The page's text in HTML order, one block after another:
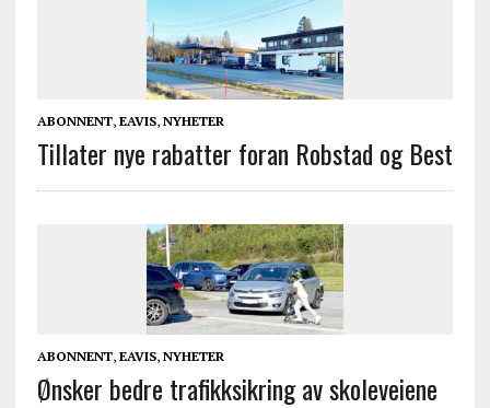
ABONNENT, EAVIS, NYHETER
Tillater nye rabatter foran Robstad og Best
ABONNENT, EAVIS, NYHETER
Ønsker bedre trafikksikring av skoleveiene